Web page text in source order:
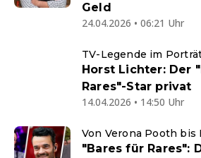
Geld
24.04.2026 • 06:21 Uhr
TV-Legende im
Horst Lichter: Der
Rares"-Star privat
14.04.2026 • 14:50 Uhr
Von Verona Pooth bis
"Bares für Rares":